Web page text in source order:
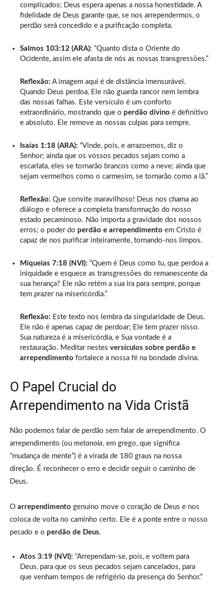
complicados; Deus espera apenas a nossa honestidade. A
fidelidade de Deus garante que, se nos arrependermos, o
perdão será concedido e a purificação completa.
Salmos 103:12 (ARA): “Quanto dista o Oriente do
Ocidente, assim ele afasta de nós as nossas transgressões.”
Reflexão: A imagem aqui é de distância imensurável.
Quando Deus perdoa, Ele não guarda rancor nem lembra
das nossas falhas. Este versículo é um conforto
extraordinário, mostrando que o perdão divino é definitivo
e absoluto. Ele remove as nossas culpas para sempre.
Isaías 1:18 (ARA): “Vinde, pois, e arrazoemos, diz o
Senhor; ainda que os vossos pecados sejam como a
escarlata, eles se tornarão brancos como a neve; ainda que
sejam vermelhos como o carmesim, se tornarão como a lã.”
Reflexão: Que convite maravilhoso! Deus nos chama ao
diálogo e oferece a completa transformação do nosso
estado pecaminoso. Não importa a gravidade dos nossos
erros; o poder do perdão e arrependimento em Cristo é
capaz de nos purificar inteiramente, tornando-nos limpos.
Miqueias 7:18 (NVI): “Quem é Deus como tu, que perdoa a
iniquidade e esquece as transgressões do remanescente da
sua herança? Ele não retém a sua ira para sempre, porque
tem prazer na misericórdia.”
Reflexão: Este texto nos lembra da singularidade de Deus.
Ele não é apenas capaz de perdoar; Ele tem prazer nisso.
Sua natureza é a misericórdia, e Sua vontade é a
restauração. Meditar nestes versículos sobre perdão e
arrependimento fortalece a nossa fé na bondade divina.
O Papel Crucial do
Arrependimento na Vida Cristã
Não podemos falar de perdão sem falar de arrependimento. O
arrependimento (ou metanoia, em grego, que significa
“mudança de mente”) é a virada de 180 graus na nossa
direção. É reconhecer o erro e decidir seguir o caminho de
Deus.
O arrependimento genuíno move o coração de Deus e nos
coloca de volta no caminho certo. Ele é a ponte entre o nosso
pecado e o perdão de Deus.
Atos 3:19 (NVI): “Arrependam-se, pois, e voltem para
Deus, para que os seus pecados sejam cancelados, para
que venham tempos de refrigério da presença do Senhor.”